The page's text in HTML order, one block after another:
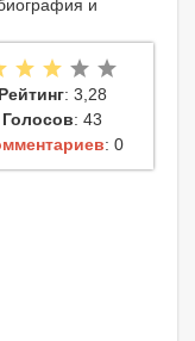
Рейтинг: 3,28
Голосов: 43
: 0